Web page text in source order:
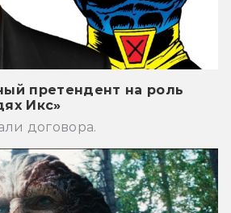
претендент на роль
Икс»
договора.